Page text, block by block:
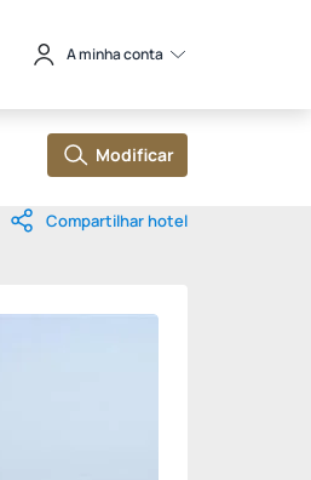
A minha conta
Modificar
Compartilhar hotel